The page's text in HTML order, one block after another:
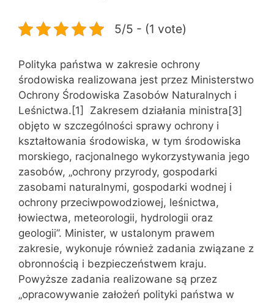
5/5 - (1 vote)
Polityka państwa w zakresie ochrony
środowiska realizowana jest przez Ministerstwo
Ochrony Środowiska Zasobów Naturalnych i
Leśnictwa.[1] Zakresem działania ministra[3]
objęto w szczególności sprawy ochrony i
kształtowania środowiska, w tym środowiska
morskiego, racjonalnego wykorzystywania jego
zasobów, „ochrony przyrody, gospodarki
zasobami naturalnymi, gospodarki wodnej i
ochrony przeciwpowodziowej, leśnictwa,
łowiectwa, meteorologii, hydrologii oraz
geologii”. Minister, w ustalonym prawem
zakresie, wykonuje również zadania związane z
obronnością i bezpieczeństwem kraju.
Powyższe zadania realizowane są przez
„opracowywanie założeń polityki państwa w